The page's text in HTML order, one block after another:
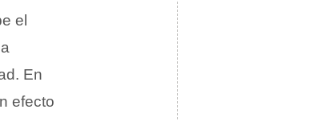
el
En
efecto